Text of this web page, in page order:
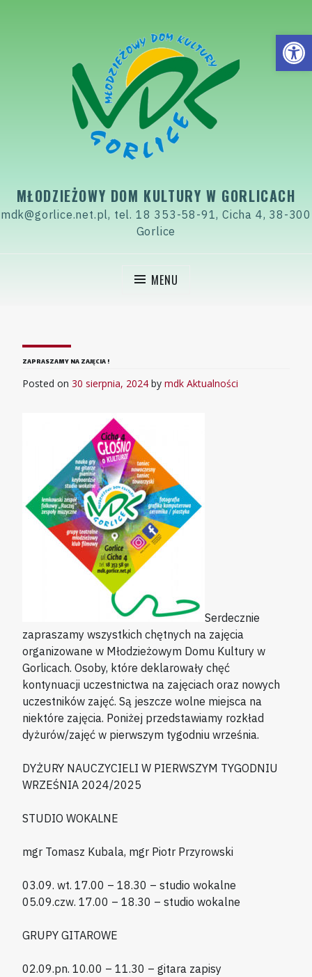
MŁODZIEŻOWY DOM KULTURY W GORLICACH
mdk@gorlice.net.pl, tel. 18 353-58-91, Cicha 4, 38-300
Gorlice
MENU
ZAPRASZAMY NA ZAJĘCIA !
Posted on 30 sierpnia, 2024 by mdk Aktualności
Serdecznie
zapraszamy wszystkich chętnych na zajęcia
organizowane w Młodzieżowym Domu Kultury w
Gorlicach. Osoby, które deklarowały chęć
kontynuacji uczestnictwa na zajęciach oraz nowych
uczestników zajęć. Są jeszcze wolne miejsca na
niektóre zajęcia. Poniżej przedstawiamy rozkład
dyżurów/zajęć w pierwszym tygodniu września.
DYŻURY NAUCZYCIELI W PIERWSZYM TYGODNIU
WRZEŚNIA 2024/2025
STUDIO WOKALNE
mgr Tomasz Kubala, mgr Piotr Przyrowski
03.09. wt. 17.00 – 18.30 – studio wokalne
05.09.czw. 17.00 – 18.30 – studio wokalne
GRUPY GITAROWE
02.09.pn. 10.00 – 11.30 – gitara zapisy